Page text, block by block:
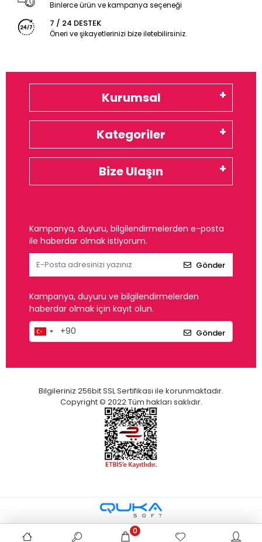
Binlerce ürün ve kampanya seçeneği
7 / 24 DESTEK
Öneri ve şikayetlerinizi bize iletebilirsiniz.
Kurumsal
Kategoriler
Bize Ulaşın
Kampanya, duyuru, bilgilendirmelerden e-posta
ile haberdar olmak istiyorum.
Gönder
Kampanya, duyuru ve bilgilendirmelerden
haberdar olmak için kayıt olun.
Gönder
Bilgileriniz 256bit SSL Sertifikası ile korunmaktadır.
Copyright © 2022 Tüm hakları saklıdır.
0